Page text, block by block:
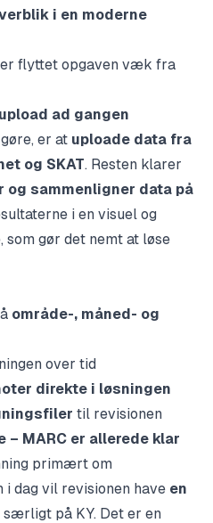
i en moderne
flyttet opgaven væk fra
ad gangen
er at uploade data fra
og SKAT. Resten klarer
og sammenligner data på
i en visuel og
gør det nemt at løse
område-, måned- og
over tid
direkte i løsningen
til revisionen
MARC er allerede klar
primært om
i dag vil revisionen have en
særligt på KY. Det er en